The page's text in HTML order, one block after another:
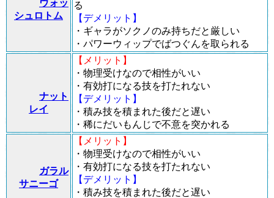
ウォッ
シュロトム
る
【デメリット】
・ギャラがソクノのみ持ちだと厳しい
・パワーウィップでばつぐんを取られる
ナット
レイ
【メリット】
・物理受けなので相性がいい
・有効打になる技を打たれない
【デメリット】
・積み技を積まれた後だと遅い
・稀にだいもんじで不意を突かれる
ガラル
サニーゴ
【メリット】
・物理受けなので相性がいい
・有効打になる技を打たれない
【デメリット】
・積み技を積まれた後だと遅い